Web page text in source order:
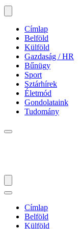
Címlap
Belföld
Külföld
Gazdaság / HR
Bűnügy
Sport
Sztárhírek
Életmód
Gondolataink
Tudomány
Címlap
Belföld
Külföld